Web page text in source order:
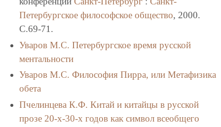
Петербургское философское общество, 2000.
C.69-71.
Уваров М.С. Петербургское время русской
ментальности
Уваров М.С. Философия Пирра, или Метафизика
обета
Пчелинцева К.Ф. Китай и китайцы в русской
прозе 20-х-30-х годов как символ всеобщего